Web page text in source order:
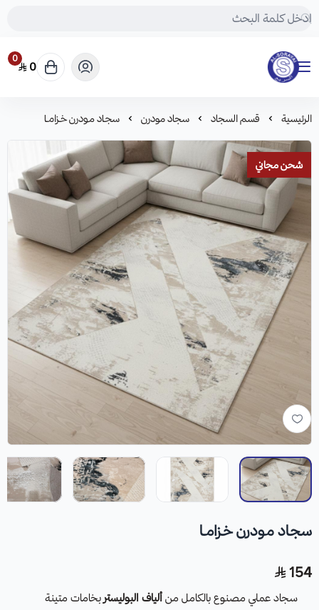
مفروشات السريع-اكبر متجر سجاد في المملكة
0
0
الرئيسية قسم السجاد سجاد مودرن سجـاد مـودرن خـزامـا
شحن مجاني
سجـاد مـودرن خـزامـا
154
سجاد عملي مصنوع بالكامل من ألياف البوليستر بخامات متينة